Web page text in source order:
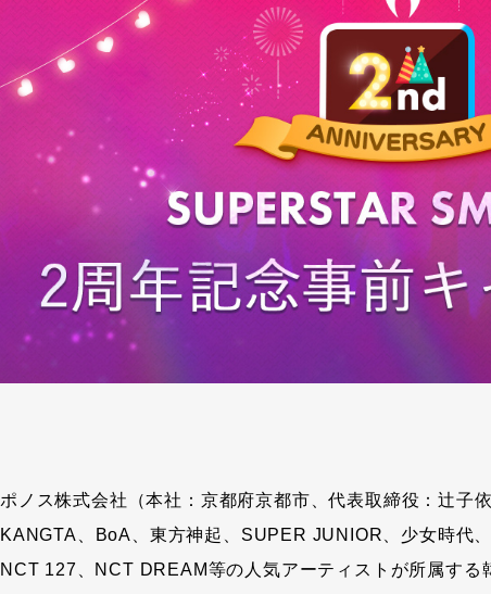
ポノス株式会社（本社：京都府京都市、代表取締役：辻子
KANGTA、BoA、東方神起、SUPER JUNIOR、少女時代
NCT 127、NCT DREAM等の人気アーティストが所属す